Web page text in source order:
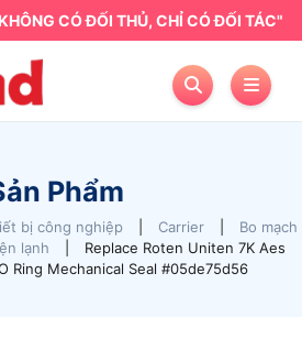
CÓ ĐỐI THỦ, CHỈ CÓ ĐỐI TÁC"
Phẩm
bị công nghiệp Carrier
Bo mạch
lạnh
Replace Roten Uniten 7K Aes
Ring Mechanical Seal #05de75d56